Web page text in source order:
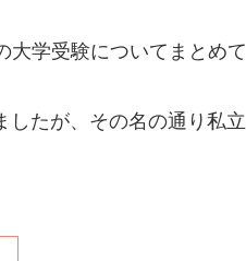
大学受験についてまとめて
したが、その名の通り私立